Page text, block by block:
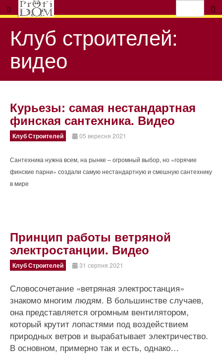
Клуб строителей:
видео
Курьезы: самая нестандартная
финская сантехника. Видео
Клуб Строителей 05 вересня 2021
Сантехника нужна всем, на рынке – огромный выбор, но «горячие
финские парни» создали самую нестандартную и смешную сантехнику
в мире
Принцип работы ветряной
электростанции. Видео
Клуб Строителей 31 серпня 2021
Словосочетание «ветряная электростанция»
знакомо многим людям. В большинстве случаев,
она представляется огромным вентилятором,
который крутит лопастями под воздействием
природных ветров и вырабатывает электричество.
В основном, примерно так и есть, однако…